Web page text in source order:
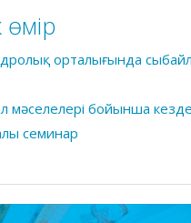
өмір
орталығында
мәселелері бойынша
семинар